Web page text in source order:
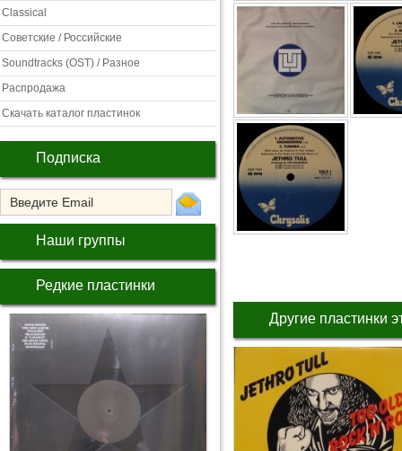
Classical
Советские / Российские
Soundtracks (OST) / Разное
Распродажа
Скачать каталог пластинок
Подписка
Наши группы
Редкие пластинки
Другие пластинки